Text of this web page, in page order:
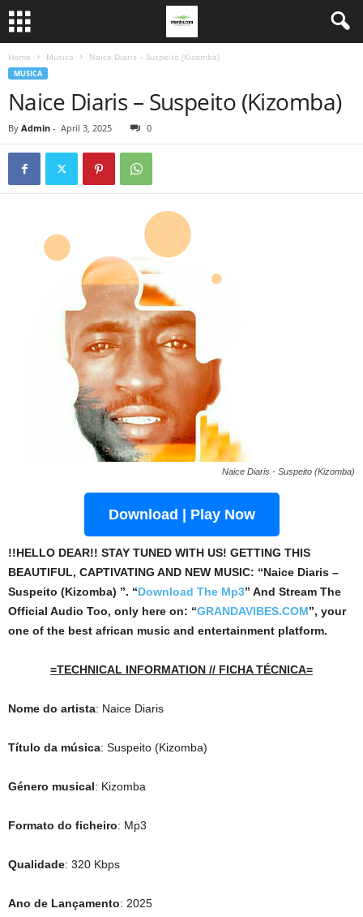
Home Musica Naice Diaris – Suspeito (Kizomba)
MUSICA
Naice Diaris – Suspeito (Kizomba)
By Admin - April 3, 2025 0
Naice Diaris - Suspeito (Kizomba)
Download | Play Now
!!HELLO DEAR!! STAY TUNED WITH US! GETTING THIS
BEAUTIFUL, CAPTIVATING AND NEW MUSIC: “Naice Diaris –
Suspeito (Kizomba) ”. “Download The Mp3” And Stream The
Official Audio Too, only here on: “GRANDAVIBES.COM”, your
one of the best african music and entertainment platform.
=TECHNICAL INFORMATION // FICHA TÉCNICA=
Nome do artista: Naice Diaris
Título da música: Suspeito (Kizomba)
Género musical: Kizomba
Formato do ficheiro: Mp3
Qualidade: 320 Kbps
Ano de Lançamento: 2025